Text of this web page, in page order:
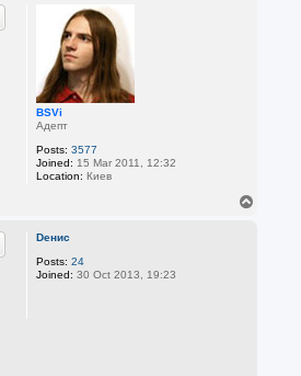
BSVi
Адепт
Posts: 3577
Joined: 15 Mar 2011, 12:32
Location: Киев
Dенис
Posts: 24
Joined: 30 Oct 2013, 19:23